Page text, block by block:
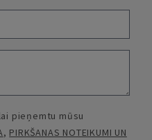
pieņemtu mūsu
, PIRKŠANAS NOTEIKUMI UN